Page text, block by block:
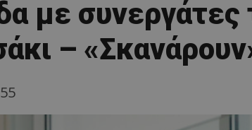
με συνεργάτες
–